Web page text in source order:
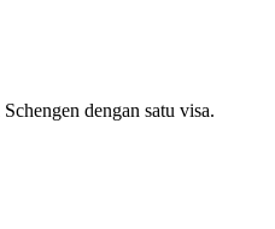
dengan satu visa.